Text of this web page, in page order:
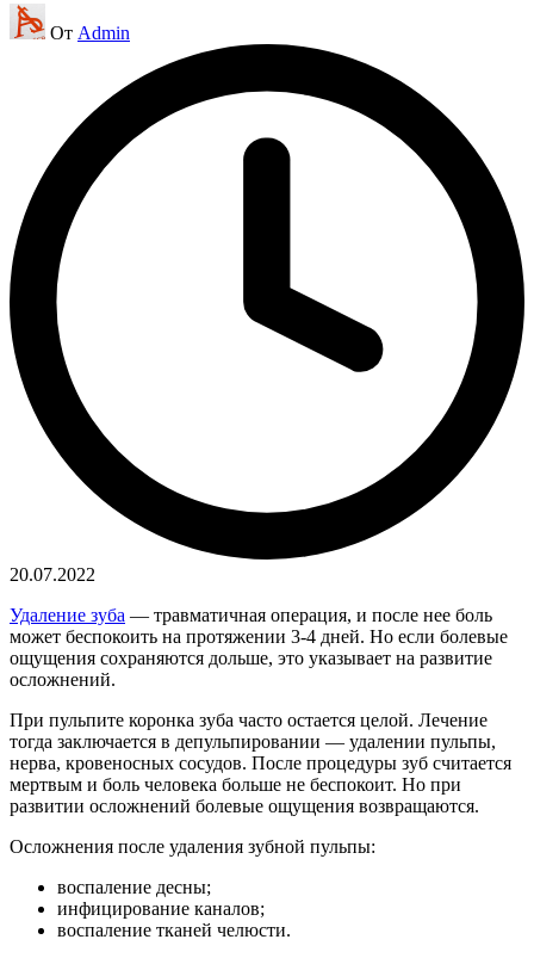
Запись
от
От Admin
20.07.2022
Удаление зуба — травматичная операция, и после нее боль
может беспокоить на протяжении 3-4 дней. Но если болевые
ощущения сохраняются дольше, это указывает на развитие
осложнений.
При пульпите коронка зуба часто остается целой. Лечение
тогда заключается в депульпировании — удалении пульпы,
нерва, кровеносных сосудов. После процедуры зуб считается
мертвым и боль человека больше не беспокоит. Но при
развитии осложнений болевые ощущения возвращаются.
Осложнения после удаления зубной пульпы:
воспаление десны;
инфицирование каналов;
воспаление тканей челюсти.